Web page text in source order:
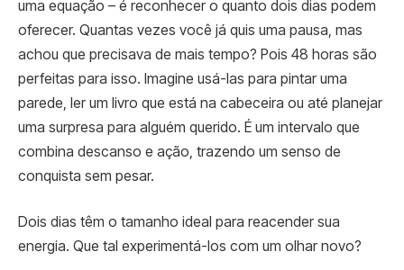
uma equação – é reconhecer o quanto dois dias podem
oferecer. Quantas vezes você já quis uma pausa, mas
achou que precisava de mais tempo? Pois 48 horas são
perfeitas para isso. Imagine usá-las para pintar uma
parede, ler um livro que está na cabeceira ou até planejar
uma surpresa para alguém querido. É um intervalo que
combina descanso e ação, trazendo um senso de
conquista sem pesar.
Dois dias têm o tamanho ideal para reacender sua
energia. Que tal experimentá-los com um olhar novo?